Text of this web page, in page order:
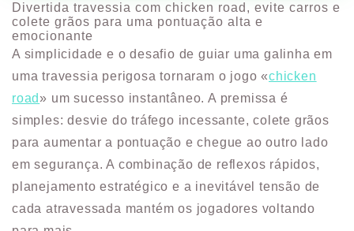
Divertida travessia com chicken road, evite carros e
colete grãos para uma pontuação alta e
emocionante
A simplicidade e o desafio de guiar uma galinha em
uma travessia perigosa tornaram o jogo «chicken
road » um sucesso instantâneo. A premissa é
simples: desvie do tráfego incessante, colete grãos
para aumentar a pontuação e chegue ao outro lado
em segurança. A combinação de reflexos rápidos,
planejamento estratégico e a inevitável tensão de
cada atravessada mantém os jogadores voltando